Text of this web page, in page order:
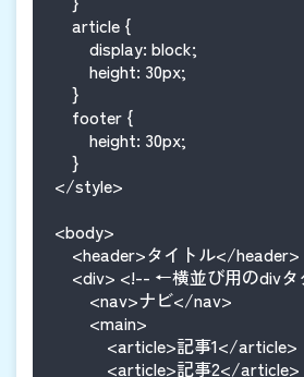
    article {
        display: block;
        height: 30px;
    }
    footer {
        height: 30px;
    }
</style>
<body>
    <header>タイトル</header>
<div> <!-- ←横並び用のdivタ
        <nav>ナビ</nav>
        <main>
            <article>記事1</article>
            <article>記事2</article>